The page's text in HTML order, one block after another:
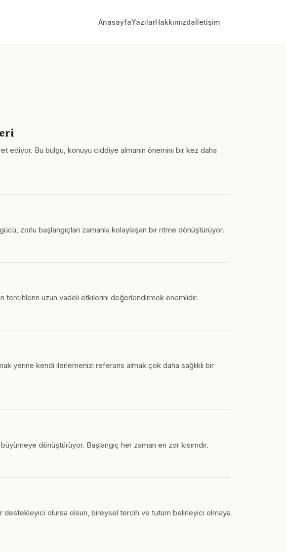
AnasayfaYazılarHakkımızdaİletişim
ediyor. Bu bulgu, konuyu ciddiye almanın önemini bir kez daha
zorlu başlangıçları zamanla kolaylaşan bir ritme dönüştürüyor.
tercihlerin uzun vadeli etkilerini değerlendirmek önemlidir.
yerine kendi ilerlemenizi referans almak çok daha sağlıklı bir
dönüştürüyor. Başlangıç her zaman en zor kısımdır.
destekleyici olursa olsun, bireysel tercih ve tutum belirleyici olmaya